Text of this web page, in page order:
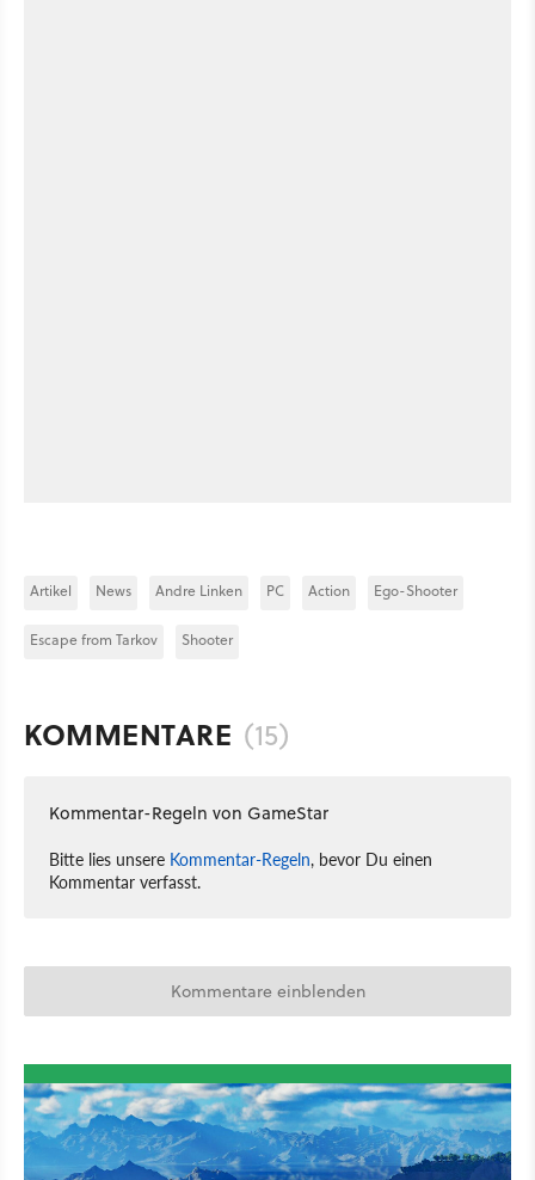
Artikel News Andre Linken PC Action Ego-Shooter
Escape from Tarkov Shooter
KOMMENTARE (15)
Kommentar-Regeln von GameStar
Bitte lies unsere Kommentar-Regeln, bevor Du einen
Kommentar verfasst.
Kommentare einblenden